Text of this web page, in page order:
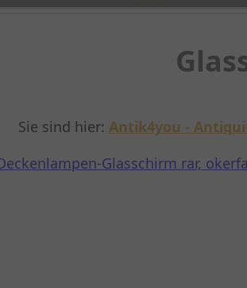
Sie sind hier: Antik4you -